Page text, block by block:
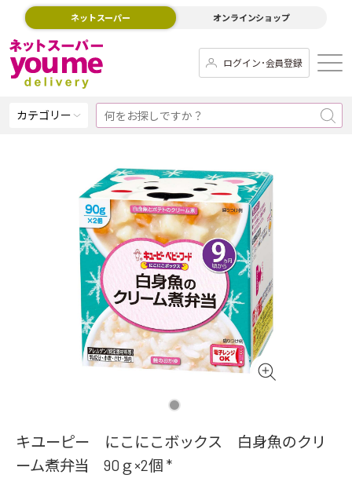
ネットスーパー オンラインショップ
ログイン･会員登録
カテゴリー
キユーピー にこにこボックス 白身魚のクリ
ーム煮弁当 90ｇ×2個 *